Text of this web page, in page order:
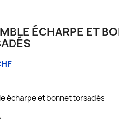
ÉCHARPE ET
écharpe et bonnet torsadés